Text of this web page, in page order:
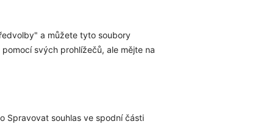
a můžete tyto soubory
svých prohlížečů, ale mějte na
Spravovat souhlas ve spodní části